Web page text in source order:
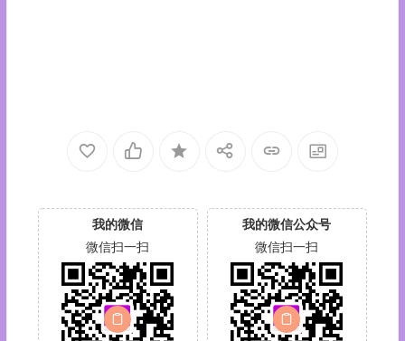
我的微信
微信扫一扫
我的微信公众号
微信扫一扫